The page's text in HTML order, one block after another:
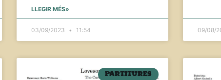
LLEGIR MÉS»
03/09/2023 11:54 09/08/
PARTITURES